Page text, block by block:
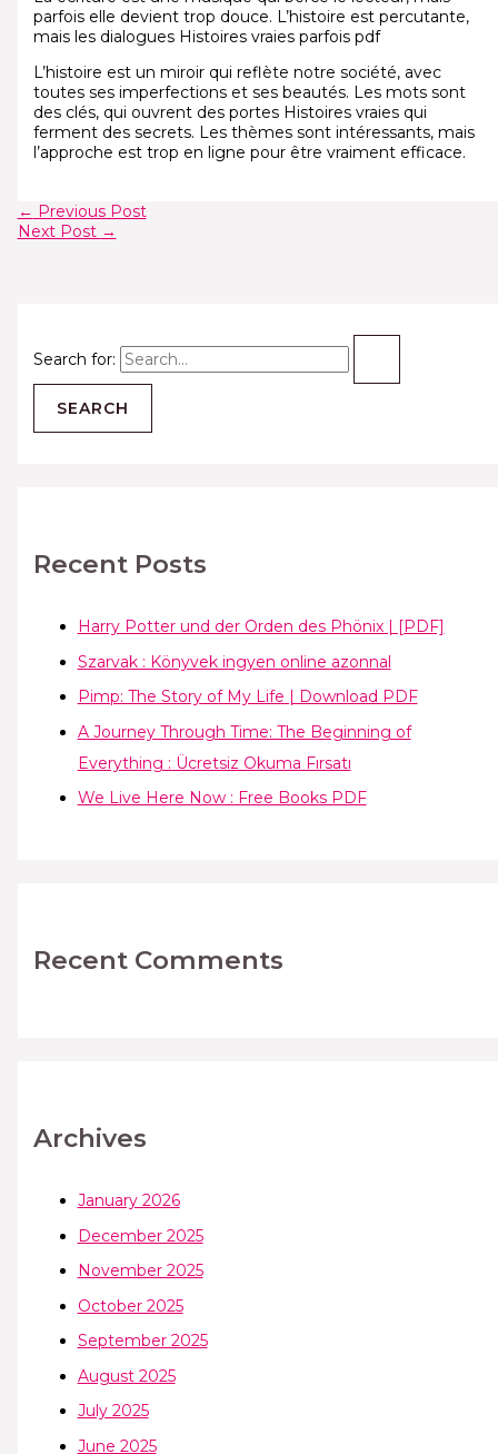
Search for:
Recent Posts
Harry Potter und der Orden des Phönix | [PDF]
Szarvak : Könyvek ingyen online azonnal
Pimp: The Story of My Life | Download PDF
A Journey Through Time: The Beginning of
Everything : Ücretsiz Okuma Fırsatı
We Live Here Now : Free Books PDF
Recent Comments
Archives
January 2026
December 2025
November 2025
October 2025
September 2025
August 2025
July 2025
June 2025
parfois elle devient trop douce. L’histoire est percutante,
mais les dialogues Histoires vraies parfois pdf
L’histoire est un miroir qui reflète notre société, avec
toutes ses imperfections et ses beautés. Les mots sont
des clés, qui ouvrent des portes Histoires vraies qui
ferment des secrets. Les thèmes sont intéressants, mais
l’approche est trop en ligne pour être vraiment efficace.
← Previous Post
Next Post →